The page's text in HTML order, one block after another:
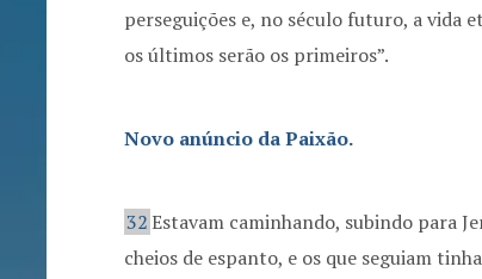
perseguições e, no século futuro, a vida
os últimos serão os primeiros”.
Novo anúncio da Paixão.
32Estavam caminhando, subindo para
cheios de espanto, e os que seguiam